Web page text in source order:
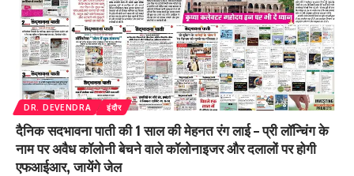
DR. DEVENDRA इंदौर
दैनिक सदभावना पाती की 1 साल की मेहनत रंग लाई – प्री लॉन्चिंग के
नाम पर अवैध कॉलोनी बेचने वाले कॉलोनाइजर और दलालों पर होगी
एफआईआर, जायेंगे जेल